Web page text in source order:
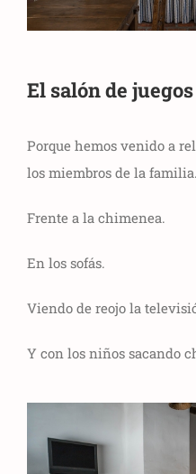
El salón de juegos
Porque hemos venido a
los miembros de la familia.
Frente a la chimenea.
En los sofás.
Viendo de reojo la
Y con los niños sacando